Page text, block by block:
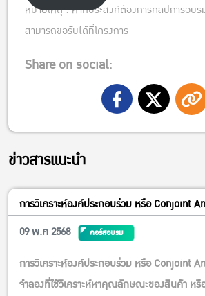
หมายเหตุ : หากประสงค์ต้องการคลิปการอบ
สามารถขอรับได้ที่โครงการ
Share on social:
ข่าวสารแนะนำ
การวิเคราะห์องค์ประกอบร่วม หรือ Conjoint
09 พ.ค 2568
คอร์สอบรม
การวิเคราะห์องค์ประกอบร่วม หรือ Conjoint
จำลองที่ใช้วิเคราะห์หาคุณลักษณะของสินค้า หรื